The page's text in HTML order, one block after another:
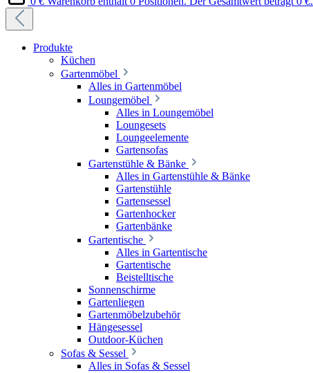
Produkte
Küchen
Gartenmöbel
Alles in Gartenmöbel
Loungemöbel
Alles in Loungemöbel
Loungesets
Loungeelemente
Gartensofas
Gartenstühle & Bänke
Alles in Gartenstühle & Bänke
Gartenstühle
Gartensessel
Gartenhocker
Gartenbänke
Gartentische
Alles in Gartentische
Gartentische
Beistelltische
Sonnenschirme
Gartenliegen
Gartenmöbelzubehör
Hängesessel
Outdoor-Küchen
Sofas & Sessel
Alles in Sofas & Sessel